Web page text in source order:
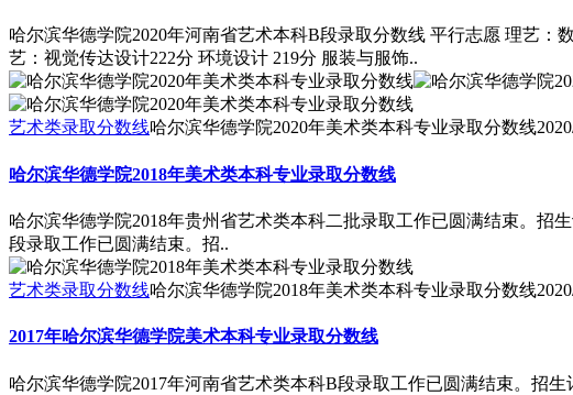
哈尔滨华德学院2020年河南省艺术本科B段录取分数线 平行志愿 理艺：
艺：视觉传达设计222分 环境设计 219分 服装与服饰..
艺术类录取分数线哈尔滨华德学院2020年美术类本科专业录取分数线
哈尔滨华德学院2018年美术类本科专业录取分数线
哈尔滨华德学院2018年贵州省艺术类本科二批录取工作已圆满结束。招
段录取工作已圆满结束。招..
艺术类录取分数线哈尔滨华德学院2018年美术类本科专业录取分数线
2017年哈尔滨华德学院美术本科专业录取分数线
哈尔滨华德学院2017年河南省艺术类本科B段录取工作已圆满结束。招